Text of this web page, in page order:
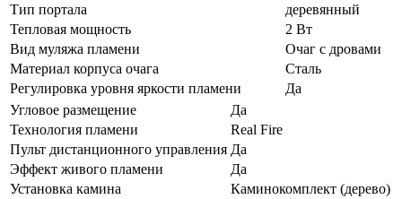
Тип портала
деревянный
Тепловая мощность
2 Вт
Вид муляжа пламени
Очаг с дровами
Материал корпуса очага
Сталь
Регулировка уровня яркости пламени
Да
Угловое размещение
Да
Технология пламени
Real Fire
Пульт дистанционного управления Да
Эффект живого пламени
Да
Установка камина
Каминокомплект (дерево)